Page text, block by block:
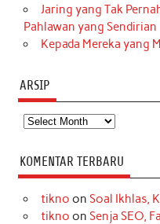
Jaring yang Tak
Pahlawan yang Sendirian
Kepada Mereka yang
ARSIP
Arsip
KOMENTAR TERBARU
tikno on Soal Ikhlas,
tikno on Senja SEO,